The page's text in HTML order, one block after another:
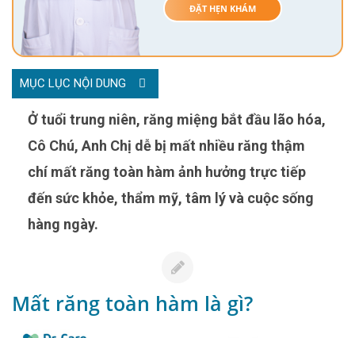
ĐẶT HẸN KHÁM
MỤC LỤC NỘI DUNG
Ở tuổi trung niên, răng miệng bắt đầu lão hóa,
Cô Chú, Anh Chị dễ bị mất nhiều răng thậm
chí mất răng toàn hàm ảnh hưởng trực tiếp
đến sức khỏe, thẩm mỹ, tâm lý và cuộc sống
hàng ngày.
Mất răng toàn hàm là gì?